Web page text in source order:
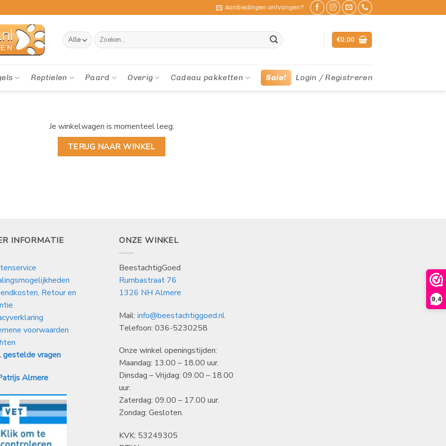
9,4
Aanbiedingen ontvangen?
Zoeken
naar:
€0,00
Reptielen Paard Overig Cadeau pakketten Sale! Login / Registreren
Je winkelwagen is momenteel leeg.
TERUG NAAR WINKEL
INFORMATIE
Retour en
voorwaarden
gestelde vragen
Almere
ONZE WINKEL
BeestachtigGoed
Rumbastraat 76
1326 NH Almere
Mail: info@beestachtiggoed.nl
Telefoon: 036-5230258
Onze winkel openingstijden:
Maandag: 13.00 – 18.00 uur.
Dinsdag – Vrijdag: 09.00 – 18.00
uur.
Zaterdag: 09.00 – 17.00 uur.
Zondag: Gesloten.
KVK: 53249305